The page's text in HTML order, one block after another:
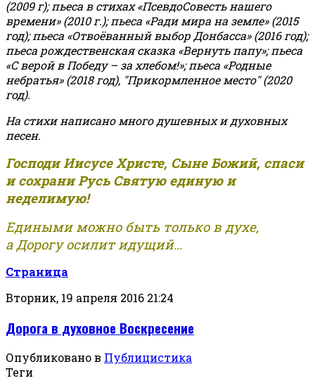
(2009 г); пьеса в стихах «ПсевдоСовесть нашего
времени» (2010 г.); пьеса «Ради мира на земле» (2015
год); пьеса «Отвоёванный выбор Донбасса» (2016 год);
пьеса рождественская сказка «Вернуть папу»; пьеса
«С верой в Победу – за хлебом!»;пьеса «Родные
небратья» (2018 год), "Прикормленное место" (2020
год).
На стихи написано много душевных и духовных
песен.
Господи Иисусе Христе, Сыне Божий, спаси
и сохрани Русь Святую единую и
неделимую!
Едиными можно быть только в духе,
а Дорогу осилит идущий...
Страница
Вторник, 19 апреля 2016 21:24
Дорога в духовное Воскресение
Опубликовано в Публицистика
Теги